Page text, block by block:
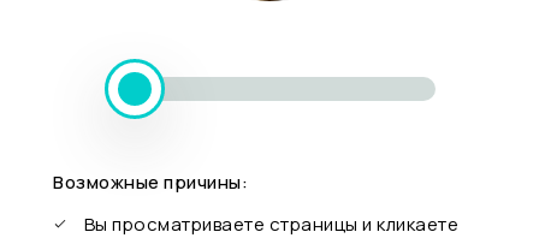
Возможные причины:
Вы просматриваете страницы и кликаете